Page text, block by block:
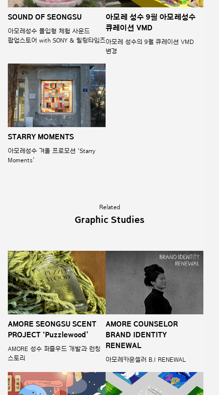
SOUND OF SEONGSU
아모레성수 몰입형 체험 사운드
팝업스토어 with SONY & 힐링타임즈
아모레 성수 9월 아모레성수
큐레이션 VMD
아모레 성수의 9월 큐레이션 VMD
변경
STARRY MOMENTS
아모레성수 겨울 프로모션 ‘Starry
Moments’
Related
Graphic Studies
AMORE SEONGSU SCENT
PROJECT ‘Puzzlewood’
AMORE 성수 퍼즐우드 개발과 런칭
스토리
AMORE COUNSELOR
BRAND IDENTITY
RENEWAL
아모레카운셀러 B.I RENEWAL